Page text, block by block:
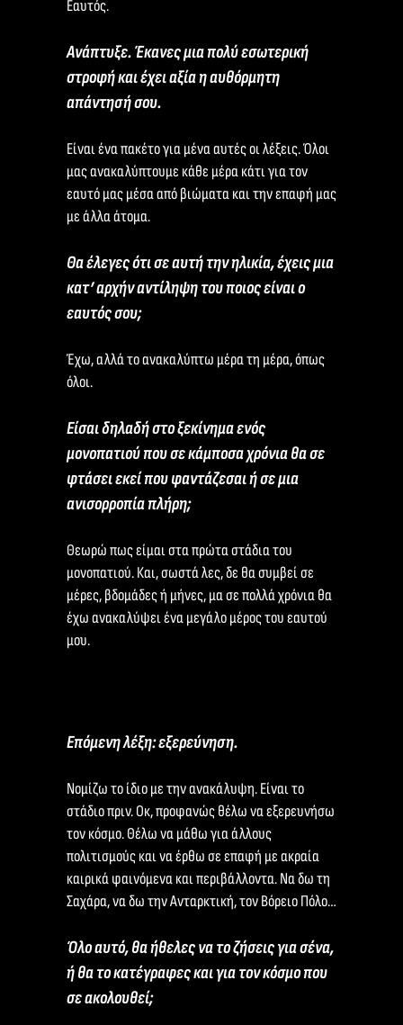
Εαυτός.
Ανάπτυξε. Έκανες μια πολύ εσωτερική
στροφή και έχει αξία η αυθόρμητη
απάντησή σου.
Είναι ένα πακέτο για μένα αυτές οι λέξεις. Όλοι
μας ανακαλύπτουμε κάθε μέρα κάτι για τον
εαυτό μας μέσα από βιώματα και την επαφή μας
με άλλα άτομα.
Θα έλεγες ότι σε αυτή την ηλικία, έχεις μια
κατ’ αρχήν αντίληψη του ποιος είναι ο
εαυτός σου;
Έχω, αλλά το ανακαλύπτω μέρα τη μέρα, όπως
όλοι.
Είσαι δηλαδή στο ξεκίνημα ενός
μονοπατιού που σε κάμποσα χρόνια θα σε
φτάσει εκεί που φαντάζεσαι ή σε μια
ανισορροπία πλήρη;
Θεωρώ πως είμαι στα πρώτα στάδια του
μονοπατιού. Και, σωστά λες, δε θα συμβεί σε
μέρες, βδομάδες ή μήνες, μα σε πολλά χρόνια θα
έχω ανακαλύψει ένα μεγάλο μέρος του εαυτού
μου.
Επόμενη λέξη: εξερεύνηση.
Νομίζω το ίδιο με την ανακάλυψη. Είναι το
στάδιο πριν. Οκ, προφανώς θέλω να εξερευνήσω
τον κόσμο. Θέλω να μάθω για άλλους
πολιτισμούς και να έρθω σε επαφή με ακραία
καιρικά φαινόμενα και περιβάλλοντα. Να δω τη
Σαχάρα, να δω την Ανταρκτική, τον Βόρειο Πόλο…
Όλο αυτό, θα ήθελες να το ζήσεις για σένα,
ή θα το κατέγραφες και για τον κόσμο που
σε ακολουθεί;